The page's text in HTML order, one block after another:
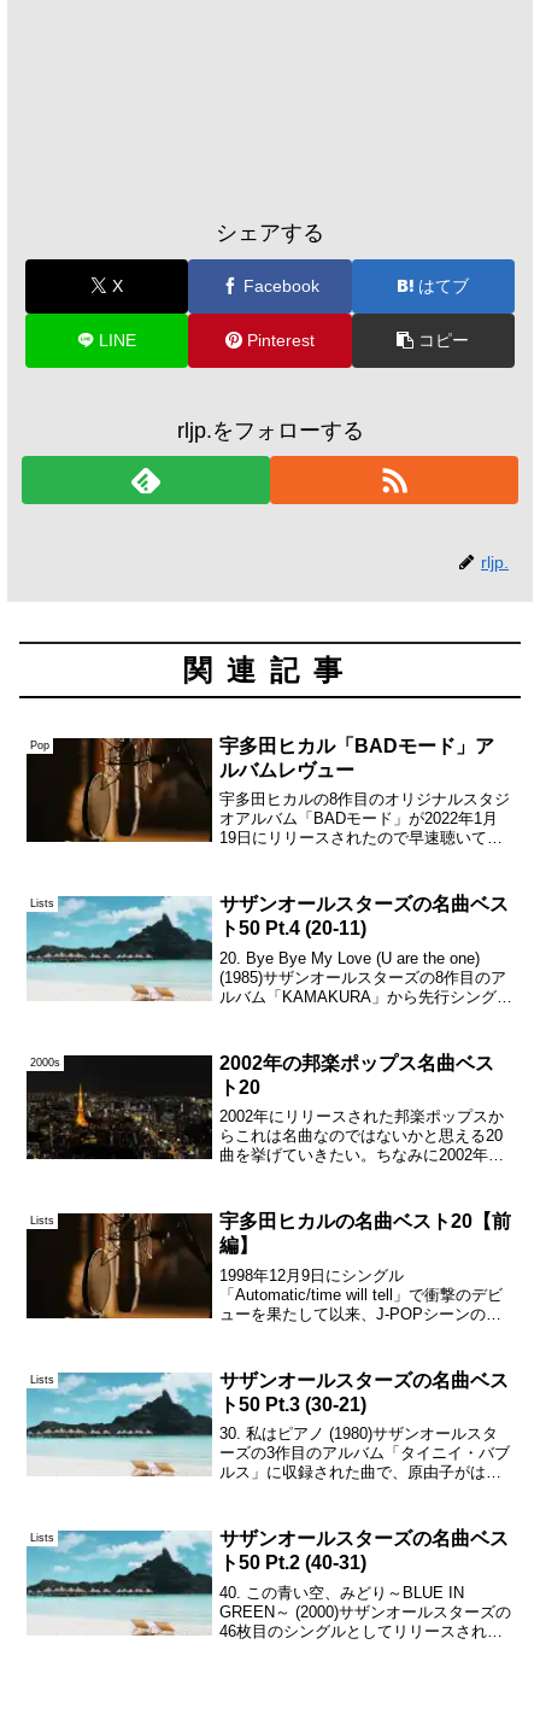
シェアする
X Facebook はてブ
LINE Pinterest コピー
rljp.をフォローする
rljp.
関連記事
Pop
宇多田ヒカル「BADモード」ア
ルバムレヴュー
宇多田ヒカルの8作目のオリジナルスタジ
オアルバム「BADモード」が2022年1月
19日にリリースされたので早速聴いてみ
ちだったものの、それを優に超えてくる
驚愕のクオリテ...
Lists
サザンオールスターズの名曲ベス
ト50 Pt.4 (20-11)
20. Bye Bye My Love (U are the one)
(1985)サザンオールスターズの8作目のア
ルバム「KAMAKURA」から先行シングル
コードセ...
2000s
2002年の邦楽ポップス名曲ベス
ト20
2002年にリリースされた邦楽ポップスか
らこれは名曲なのではないかと思える20
曲を挙げていきたい。ちなみに2002年は
「タマちゃん」と日本と韓国で共同開催
されたFIF...
Lists
宇多田ヒカルの名曲ベスト20【前
編】
1998年12月9日にシングル
「Automatic/time will tell」で衝撃のデビ
ューを果たして以来、J-POPシーンのト
発表している。J-POPというか日...
Lists
サザンオールスターズの名曲ベス
ト50 Pt.3 (30-21)
30. 私はピアノ (1980)サザンオールスタ
ーズの3作目のアルバム「タイニイ・バブ
ルス」に収録された曲で、原由子がはじ
コン週間シングルランキングで最高5位を
記録した...
Lists
サザンオールスターズの名曲ベス
ト50 Pt.2 (40-31)
40. この青い空、みどり～BLUE IN
GREEN～ (2000)サザンオールスターズの
46枚目のシングルとしてリリースされ、